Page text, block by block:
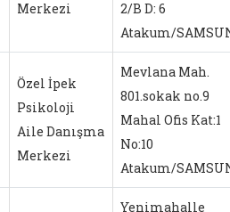
Merkezi
2/B D: 6
Atakum/
Özel İpek
Psikoloji
Aile Danışma
Merkezi
Mevlana Mah.
801.sokak no.9
Mahal Ofis Kat:1
No:10
Atakum/
Yenimahalle